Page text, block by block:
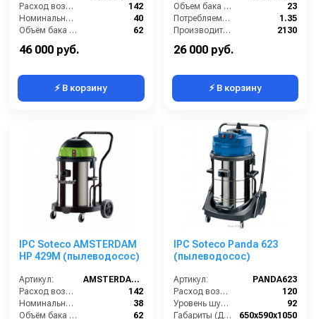
Расход воздуха (л/сек):
142
Номинальный диаметр принадлежностей (мм):
40
Объём бака (л):
62
46 000 руб.
⚡ В корзину
Объем бака (л):
23
Потребляемая мощность (кВт):
1.35
Производительность по площади (м2/ч):
2130
26 000 руб.
⚡ В корзину
IPC Soteco AMSTERDAM
HP 429M (пылеводосос)
Артикул:
AMSTERDAM429M
Расход воздуха (л/сек):
142
Номинальный диаметр принадлежностей (мм):
38
Объём бака (л):
62
IPC Soteco Panda 623
(пылеводосос)
Артикул:
PANDA623
Расход воздуха (л/сек):
120
Уровень шума (дБ(А)):
92
Габариты (ДхШхВ):
650х590х1050